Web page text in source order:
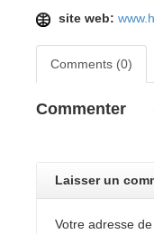
site web:
Comments (0)
Commenter
Laisser un
Votre adresse